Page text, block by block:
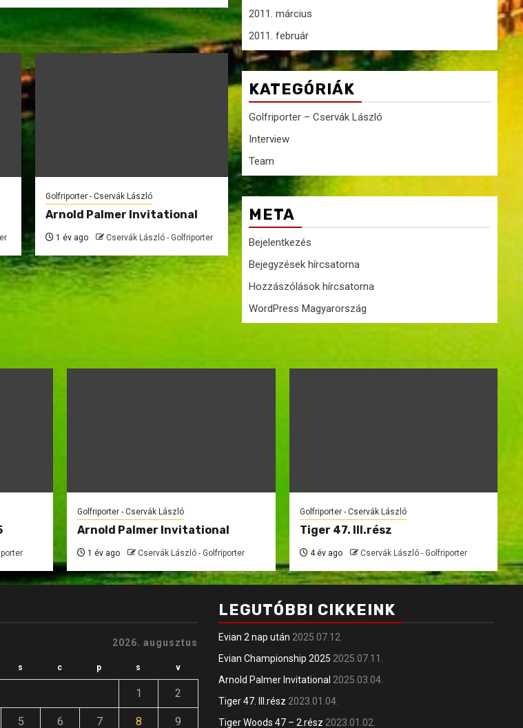
Golfriporter - Cservák László
Arnold Palmer Invitational
1 év ago Cservák László - Golfriporter
2011. március
2011. február
KATEGÓRIÁK
Golfriporter – Cservák László
Interview
Team
META
Bejelentkezés
Bejegyzések hírcsatorna
Hozzászólások hírcsatorna
WordPress Magyarország
Golfriporter - Cservák László
Arnold Palmer Invitational
1 év ago Cservák László - Golfriporter
Golfriporter - Cservák László
Tiger 47. III.rész
4 év ago Cservák László - Golfriporter
2026. augusztus
s c p s v
1 2
5 6 7 8 9
LEGUTÓBBI CIKKEINK
Evian 2 nap után 2025.07.12.
Evian Championship 2025 2025.07.11.
Arnold Palmer Invitational 2025.03.04.
Tiger 47. III.rész 2023.01.04.
Tiger Woods 47 – 2.rész 2023.01.02.